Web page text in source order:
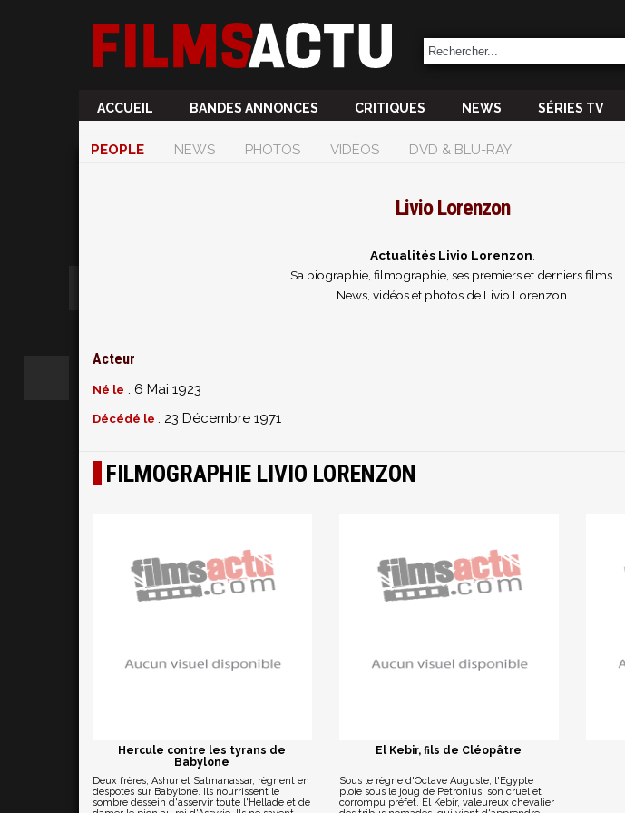
ACCUEIL BANDES ANNONCES CRITIQUES NEWS SÉRIES TV
PEOPLE NEWS PHOTOS VIDÉOS DVD & BLU-RAY
Livio Lorenzon
Actualités Livio Lorenzon
Sa biographie, filmographie, ses premiers et derniers films.
News, vidéos et photos de Livio Lorenzon.
Acteur
Né le : 6 Mai 1923
Décédé le : 23 Décembre 1971
FILMOGRAPHIE LIVIO LORENZON
Hercule contre les tyrans de
Babylone
Deux frères, Ashur et Salmanassar, règnent en
despotes sur Babylone. Ils nourrissent le
sombre dessein d'asservir toute l'Hellade et de
El Kebir, fils de Cléopâtre
Sous le règne d'Octave Auguste, l'Egypte
ploie sous le joug de Petronius, son cruel et
corrompu préfet. El Kebir, valeureux chevalier